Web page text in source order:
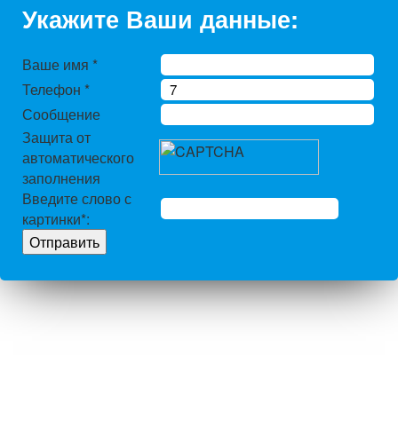
Укажите Ваши данные:
Ваше имя *
Телефон *
Сообщение
Защита от
автоматического
заполнения
Введите слово с
картинки*: